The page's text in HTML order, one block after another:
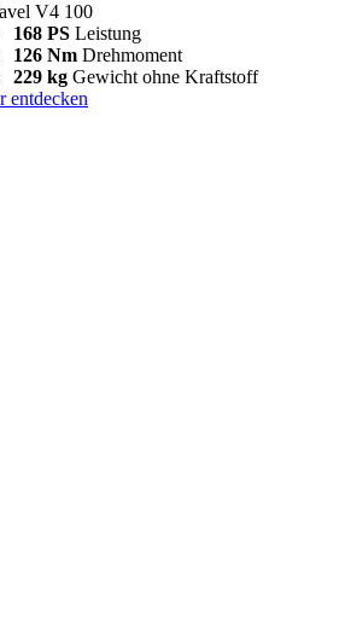
V4 100
168 PS Leistung
126 Nm Drehmoment
229 kg Gewicht ohne Kraftstoff
entdecken